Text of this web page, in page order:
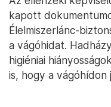
kapott
Élelmiszerlánc-
a vágóhidat.
higiéniai
is, hogy a